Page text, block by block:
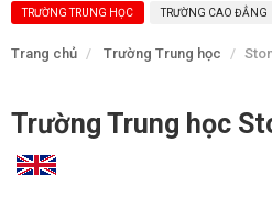
TRƯỜNG TRUNG HỌC TRƯỜNG CAO ĐẲNG
Trang chủ Trường Trung học
Trường Trung học